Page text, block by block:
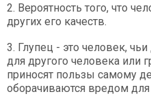
2. Вероятность того, что
других его качеств.
3. Глупец - это человек,
для другого человека или
приносят пользы самому
оборачиваются вредом для